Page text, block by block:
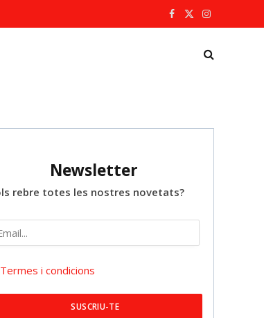
Facebook
X
Instagram
Newsletter
rebre totes les nostres novetats?
Termes i condicions